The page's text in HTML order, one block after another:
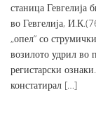
станица Гевгелија
во Гевгелија,
„опел“ со
возилото удрил во
регистарски
констатирал […]